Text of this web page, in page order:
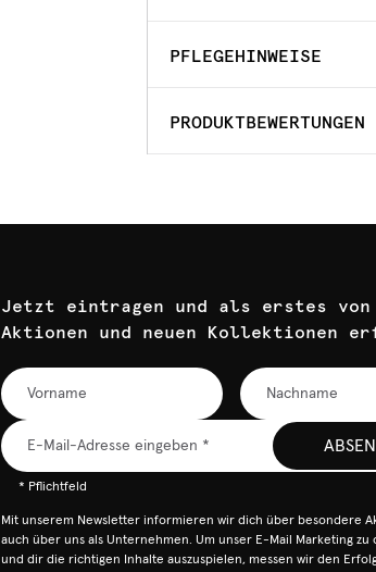
PFLEGEHINWEISE
PRODUKTBEWERTUNGEN
Jetzt eintragen und als erstes von
Aktionen und neuen Kollektionen
* Pflichtfeld
Mit unserem Newsletter informieren wir dich über besondere
auch über uns als Unternehmen. Um unser E-Mail Marketing zu
und dir die richtigen Inhalte auszuspielen, messen wir den